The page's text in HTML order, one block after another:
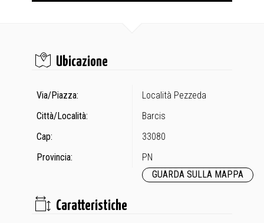
Ubicazione
Via/Piazza:
Località Pezzeda
Città/Località:
Barcis
Cap:
33080
Provincia:
PN
GUARDA SULLA MAPPA
Caratteristiche